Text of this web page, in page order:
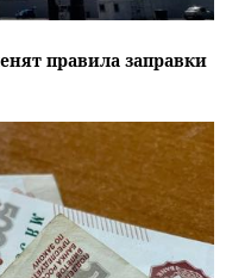
правила заправки